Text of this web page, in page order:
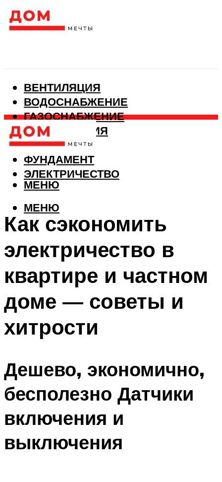
ВЕНТИЛЯЦИЯ
ВОДОСНАБЖЕНИЕ
ГАЗОСНАБЖЕНИЕ
КАНАЛИЗАЦИЯ
ОТОПЛЕНИЕ
ФУНДАМЕНТ
ЭЛЕКТРИЧЕСТВО
МЕНЮ
МЕНЮ
Как сэкономить
электричество в
квартире и частном
доме — советы и
хитрости
Дешево, экономично,
бесполезно Датчики
включения и
выключения